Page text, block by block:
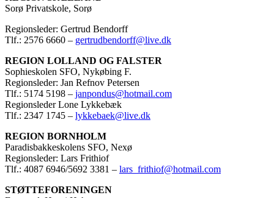
Sorø Privatskole, Sorø
Regionsleder: Gertrud Bendorff
Tlf.: 2576 6660 – gertrudbendorff@live.dk
REGION LOLLAND OG FALSTER
Sophieskolen SFO, Nykøbing F.
Regionsleder: Jan Refnov Petersen
Tlf.: 5174 5198 – janpondus@hotmail.com
Regionsleder Lone Lykkebæk
Tlf.: 2347 1745 – lykkebaek@live.dk
REGION BORNHOLM
Paradisbakkeskolens SFO, Nexø
Regionsleder: Lars Frithiof
Tlf.: 4087 6946/5692 3381 – lars_frithiof@hotmail.com
STØTTEFORENINGEN